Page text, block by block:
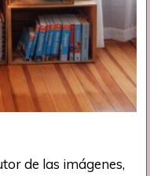
de las imágenes,